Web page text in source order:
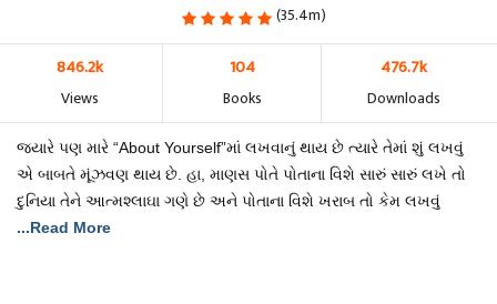
(35.4m)
846.2k
Views
104
Books
476.7k
Downloads
જયારે પણ મારે “About Yourself”માં લખવાનું થાય છે ત્યારે તેમાં શું લખવું
એ બાબતે મૂંઝવણ થાય છે. હા, માણસ પોતે પોતાના વિશે સારું સારું લખે તો
દુનિયા તેને આત્મશ્લાઘા ગણે છે અને પોતાના વિશે ખરાબ તો કેમ લખવું
...Read More